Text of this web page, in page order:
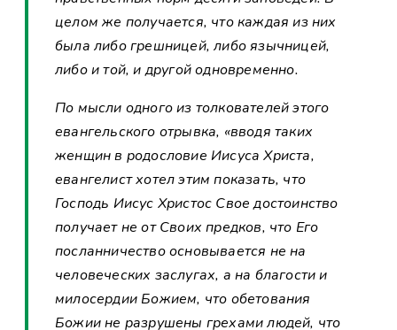
целом же получается, что каждая из них
была либо грешницей, либо язычницей,
либо и той, и другой одновременно.
По мысли одного из толкователей этого
евангельского отрывка, «вводя таких
женщин в родословие Иисуса Христа,
евангелист хотел этим показать, что
Господь Иисус Христос Свое достоинство
получает не от Своих предков, что Его
посланничество основывается не на
человеческих заслугах, а на благости и
милосердии Божием, что обетования
Божии не разрушены грехами людей, что